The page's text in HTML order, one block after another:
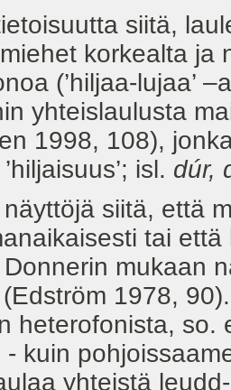
siitä,
korkealta ja
(’hiljaa-lujaa’
yhteislaulusta
1998, 108),
’hiljaisuus’; isl. dúr,
siitä, että
tai
mukaan
1978,
heterofonista, so.
kuin
yhteistä